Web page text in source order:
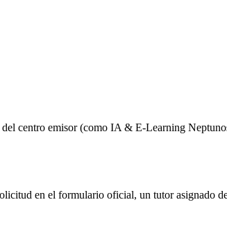
centro emisor (como IA & E-Learning
en el formulario oficial, un tutor asignado